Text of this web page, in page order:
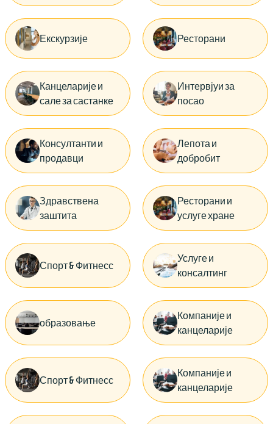
Екскурзије Ресторани
Канцеларије и
сале за састанке
Интервјуи за
посао
Консултанти и
продавци
Лепота и
добробит
Здравствена
заштита
Ресторани и
услуге хране
Спорт & Фитнесс
Услуге и
консалтинг
образовање
Компаније и
канцеларије
Спорт & Фитнесс
Компаније и
канцеларије